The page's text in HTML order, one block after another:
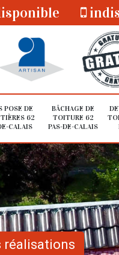
POSE DE
62
CALAIS
BÂCHAGE DE
TOITURE 62
PAS-DE-CALAIS
réalisations